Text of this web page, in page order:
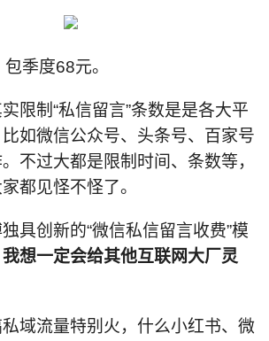
季度68元。
限制“私信留言”条数是是各大平
如微信公众号、头条号、百家号
不过大都是限制时间、条数等，
都见怪不怪了。
具创新的“微信私信留言收费”模
我想一定会给其他互联网大厂灵
域流量特别火，什么小红书、微